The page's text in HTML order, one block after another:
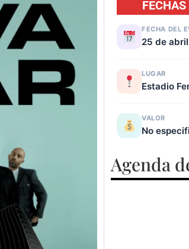
FECHA DEL
25 de abril
LUGAR
Estadio
VALOR
No
Agenda